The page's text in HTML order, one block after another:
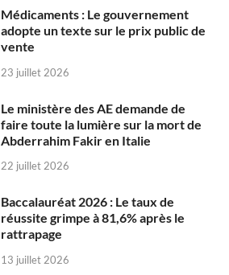
Médicaments : Le gouvernement
adopte un texte sur le prix public de
vente
23 juillet 2026
Le ministère des AE demande de
faire toute la lumière sur la mort de
Abderrahim Fakir en Italie
22 juillet 2026
Baccalauréat 2026 : Le taux de
réussite grimpe à 81,6% après le
rattrapage
13 juillet 2026